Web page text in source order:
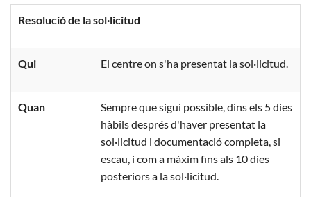
Resolució de la sol·licitud
Qui El centre on s'ha presentat la sol·licitud.
Quan
Sempre que sigui possible, dins els 5 dies
hàbils després d'haver presentat la
sol·licitud i documentació completa, si
escau, i com a màxim fins als 10 dies
posteriors a la sol·licitud.